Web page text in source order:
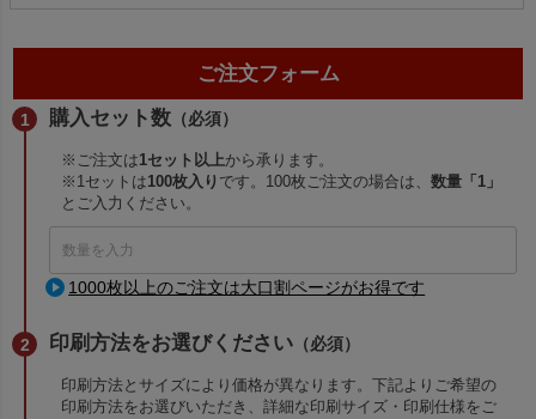
ご注文フォーム
購入セット数 （必須）
※ご注文は1セット以上から承ります。
※1セットは100枚入り です。100枚ご注文の場合は、数量「1」
とご入力ください。
1000枚以上のご注文は大口割ページがお得です
印刷方法をお選びください （必須）
印刷方法とサイズにより価格が異なります。下記よりご希望の
印刷方法をお選びいただき、詳細な印刷サイズ・印刷仕様をご